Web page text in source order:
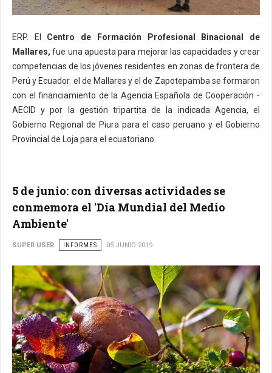
ERP. El Centro de Formación Profesional Binacional de
Mallares, fue una apuesta para mejorar las capacidades y crear
competencias de los jóvenes residentes en zonas de frontera de
Perú y Ecuador. el de Mallares y el de Zapotepamba se formaron
con el financiamiento de la Agencia Española de Cooperación -
AECID y por la gestión tripartita de la indicada Agencia, el
Gobierno Regional de Piura para el caso peruano y el Gobierno
Provincial de Loja para el ecuatoriano.
5 de junio: con diversas actividades se
conmemora el 'Día Mundial del Medio
Ambiente'
SUPER USER INFORMES 05 JUNIO 2019